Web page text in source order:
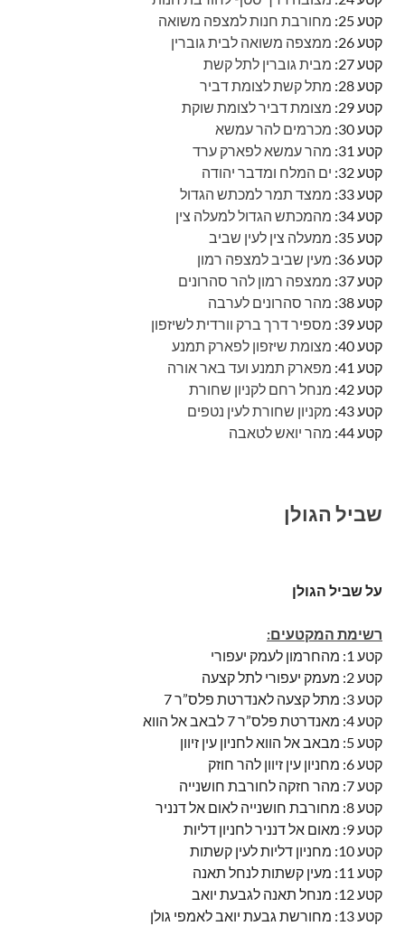
קטע 25:
מחורבת חנות למצפה משואה
קטע 26:
ממצפה משואה לבית גוברין
קטע 27:
מבית גוברין לתל קשת
קטע 28:
מתל קשת לצומת דביר
קטע 29:
מצומת דביר לצומת שוקת
קטע 30:
מכרמים להר עמשא
קטע 31:
מהר עמשא לפארק ערד
קטע 32:
ים המלח ומדבר יהודה
קטע 33:
ממצד תמר למכתש הגדול
קטע 34:
מהמכתש הגדול למעלה צין
קטע 35:
ממעלה צין לעין שביב
קטע 36:
מעין שביב למצפה רמון
קטע 37:
ממצפה רמון להר סהרונים
קטע 38:
מהר סהרונים לערבה
קטע 39:
מספיר דרך ברק וורדית לשיזפון
קטע 40:
מצומת שיזפון לפארק תמנע
קטע 41:
מפארק תמנע ועד באר אורה
קטע 42:
מנחל רחם לקניון שחורת
קטע 43:
מקניון שחורת לעין נטפים
קטע 44:
מהר יואש לטאבה
שביל הגולן
על שביל הגולן
רשימת המקטעים:
קטע 1: מהחרמון לעמק יעפורי
קטע 2: מעמק יעפורי לתל קצעה
קטע 3: מתל קצעה לאנדרטת פלס”ר 7
קטע 4: מאנדרטת פלס”ר 7 לבאב אל הווא
קטע 5: מבאב אל הווא לחניון עין זיוון
קטע 6: מחניון עין זיוון להר חוזק
קטע 7: מהר חזקה לחורבת חושנייה
קטע 8: מחורבת חושנייה לאום אל דנניר
קטע 9: מאום אל דנניר לחניון דליות
קטע 10: מחניון דליות לעין קשתות
קטע 11: מעין קשתות לנחל תאנה
קטע 12: מנחל תאנה לגבעת יואב
קטע 13: מחורשת גבעת יואב לאמפי גולן